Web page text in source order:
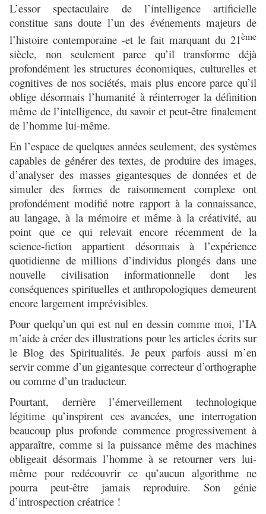
L’essor spectaculaire de l’intelligence artificielle
constitue sans doute l’un des événements majeurs de
l’histoire contemporaine -et le fait marquant du 21ème
siècle, non seulement parce qu’il transforme déjà
profondément les structures économiques, culturelles et
cognitives de nos sociétés, mais plus encore parce qu’il
oblige désormais l’humanité à réinterroger la définition
même de l’intelligence, du savoir et peut-être finalement
de l’homme lui-même.
En l’espace de quelques années seulement, des systèmes
capables de générer des textes, de produire des images,
d’analyser des masses gigantesques de données et de
simuler des formes de raisonnement complexe ont
profondément modifié notre rapport à la connaissance,
au langage, à la mémoire et même à la créativité, au
point que ce qui relevait encore récemment de la
science-fiction appartient désormais à l’expérience
quotidienne de millions d’individus plongés dans une
nouvelle civilisation informationnelle dont les
conséquences spirituelles et anthropologiques demeurent
encore largement imprévisibles.
Pour quelqu’un qui est nul en dessin comme moi, l’IA
m’aide à créer des illustrations pour les articles écrits sur
le Blog des Spiritualités. Je peux parfois aussi m’en
servir comme d’un gigantesque correcteur d’orthographe
ou comme d’un traducteur.
Pourtant, derrière l’émerveillement technologique
légitime qu’inspirent ces avancées, une interrogation
beaucoup plus profonde commence progressivement à
apparaître, comme si la puissance même des machines
obligeait désormais l’homme à se retourner vers lui-
même pour redécouvrir ce qu’aucun algorithme ne
pourra peut-être jamais reproduire. Son génie
d’introspection créatrice !